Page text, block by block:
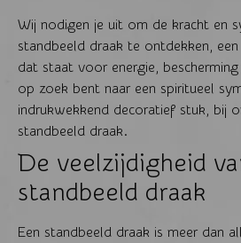
Wij nodigen je uit om de kracht en
standbeeld draak te ontdekken,
dat staat voor energie,
op zoek bent naar een spiritueel
indrukwekkend decoratief stuk, bij
standbeeld draak.
De veelzijdigheid
standbeeld draak
Een standbeeld draak is meer dan